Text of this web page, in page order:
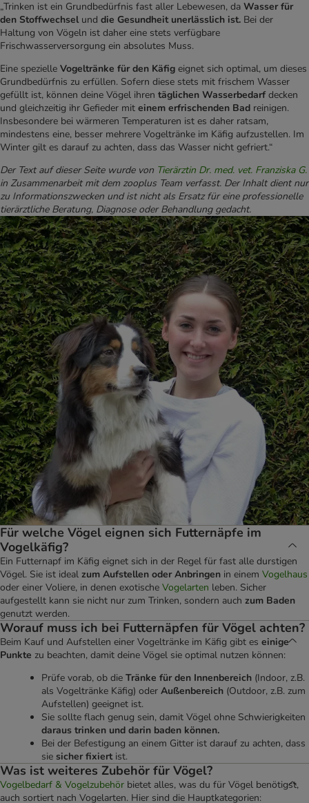
„Trinken ist ein Grundbedürfnis fast aller Lebewesen, da Wasser für
den Stoffwechsel und die Gesundheit unerlässlich ist. Bei der
Haltung von Vögeln ist daher eine stets verfügbare
Frischwasserversorgung ein absolutes Muss.
Eine spezielle Vogeltränke für den Käfig eignet sich optimal, um dieses
Grundbedürfnis zu erfüllen. Sofern diese stets mit frischem Wasser
gefüllt ist, können deine Vögel ihren täglichen Wasserbedarfdecken
und gleichzeitig ihr Gefieder mit einem erfrischenden Bad reinigen.
Insbesondere bei wärmeren Temperaturen ist es daher ratsam,
mindestens eine, besser mehrere Vogeltränke im Käfig aufzustellen. Im
Winter gilt es darauf zu achten, dass das Wasser nicht gefriert.“
Der Text auf dieser Seite wurde von Tierärztin Dr. med. vet. Franziska G.
in Zusammenarbeit mit dem zooplus Team verfasst. Der Inhalt dient nur
zu Informationszwecken und ist nicht als Ersatz für eine professionelle
tierärztliche Beratung, Diagnose oder Behandlung gedacht.
Für welche Vögel eignen sich Futternäpfe im
Vogelkäfig?
Ein Futternapf im Käfig eignet sich in der Regel für fast alle durstigen
Vögel. Sie ist ideal zum Aufstellen oder Anbringen in einem Vogelhaus
oder einer Voliere, in denen exotische Vogelarten leben. Sicher
aufgestellt kann sie nicht nur zum Trinken, sondern auch zum Baden
genutzt werden.
Worauf muss ich bei Futternäpfen für Vögel achten?
Beim Kauf und Aufstellen einer Vogeltränke im Käfig gibt es einige
Punkte zu beachten, damit deine Vögel sie optimal nutzen können:
Prüfe vorab, ob die Tränke für den Innenbereich (Indoor, z.B.
als Vogeltränke Käfig) oder Außenbereich (Outdoor, z.B. zum
Aufstellen) geeignet ist.
Sie sollte flach genug sein, damit Vögel ohne Schwierigkeiten
daraus trinken und darin baden können.
Bei der Befestigung an einem Gitter ist darauf zu achten, dass
sie sicher fixiert ist.
Was ist weiteres Zubehör für Vögel?
Vogelbedarf & Vogelzubehör bietet alles, was du für Vögel benötigst,
auch sortiert nach Vogelarten. Hier sind die Hauptkategorien: